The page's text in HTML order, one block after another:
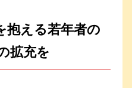
抱える若年者の
拡充を